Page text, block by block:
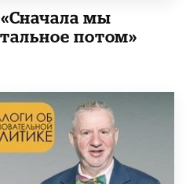
мы
потом»